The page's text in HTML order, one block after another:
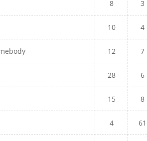
8 3
10 4
12 7
28 6
15 8
4 61